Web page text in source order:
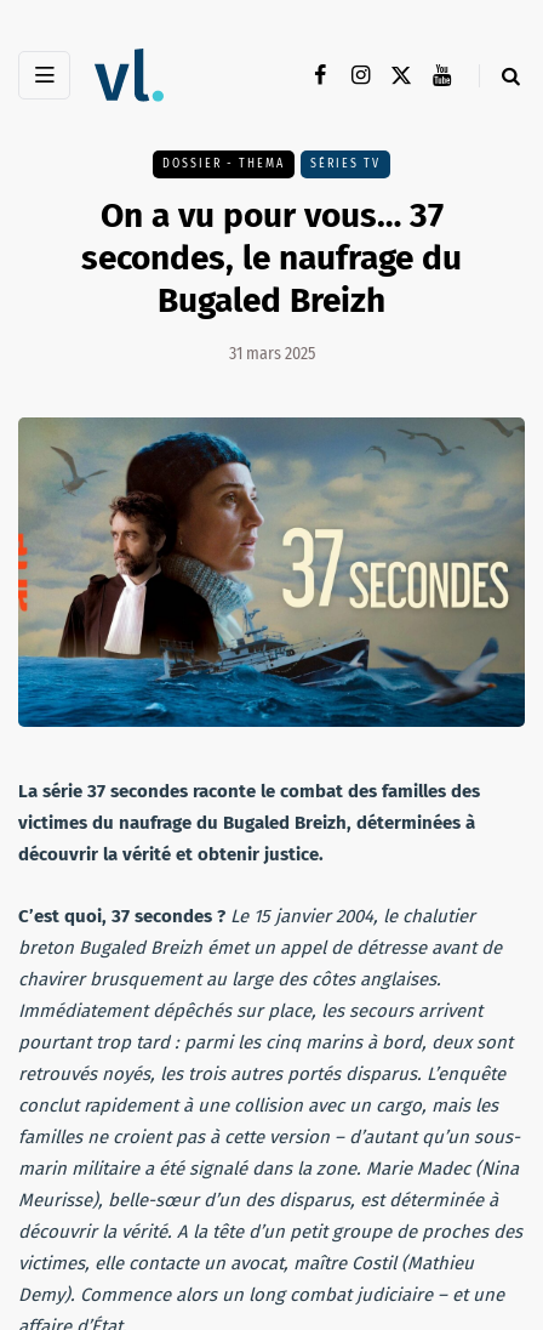
DOSSIER - THEMA SÉRIES TV
On a vu pour vous… 37
secondes, le naufrage du
Bugaled Breizh
31 mars 2025
La série 37 secondes raconte le combat des familles des
victimes du naufrage du Bugaled Breizh, déterminées à
découvrir la vérité et obtenir justice.
C’est quoi, 37 secondes ? Le 15 janvier 2004, le chalutier
breton Bugaled Breizh émet un appel de détresse avant de
chavirer brusquement au large des côtes anglaises.
Immédiatement dépêchés sur place, les secours arrivent
pourtant trop tard : parmi les cinq marins à bord, deux sont
retrouvés noyés, les trois autres portés disparus. L’enquête
conclut rapidement à une collision avec un cargo, mais les
familles ne croient pas à cette version – d’autant qu’un sous-
marin militaire a été signalé dans la zone. Marie Madec (Nina
Meurisse), belle-sœur d’un des disparus, est déterminée à
découvrir la vérité. A la tête d’un petit groupe de proches des
victimes, elle contacte un avocat, maître Costil (Mathieu
Demy). Commence alors un long combat judiciaire – et une